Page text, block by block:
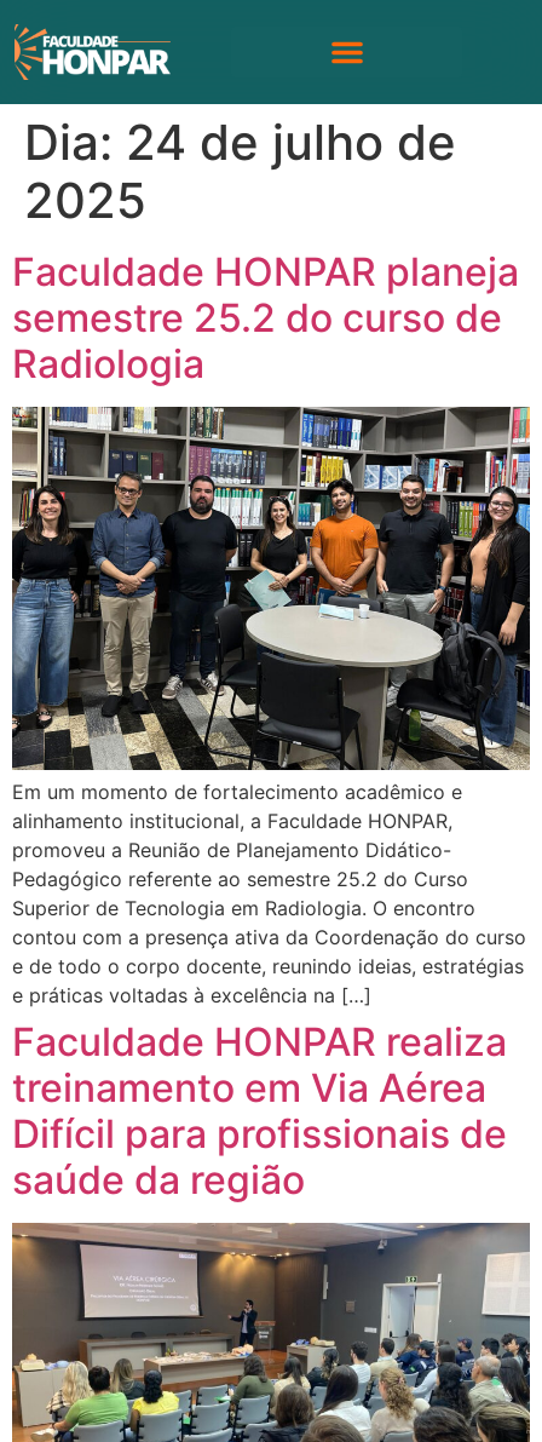
Dia: 24 de julho de
2025
Faculdade HONPAR planeja
semestre 25.2 do curso de
Radiologia
Em um momento de fortalecimento acadêmico e
alinhamento institucional, a Faculdade HONPAR,
promoveu a Reunião de Planejamento Didático-
Pedagógico referente ao semestre 25.2 do Curso
Superior de Tecnologia em Radiologia. O encontro
contou com a presença ativa da Coordenação do curso
e de todo o corpo docente, reunindo ideias, estratégias
e práticas voltadas à excelência na […]
Faculdade HONPAR realiza
treinamento em Via Aérea
Difícil para profissionais de
saúde da região